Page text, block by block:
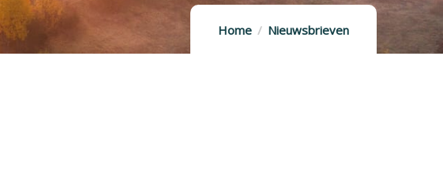
Home Nieuwsbrieven